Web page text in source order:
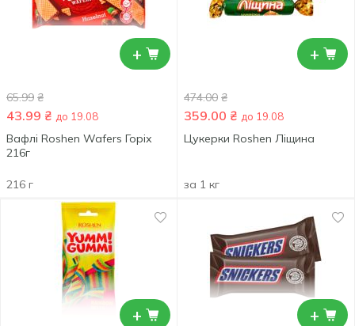
+
65.99 ₴
43.99 ₴ до 19.08
Вафлі Roshen Wafers Горіх
216г
216 г
+
474.00 ₴
359.00 ₴ до 19.08
Цукерки Roshen Ліщина
за 1 кг
+ +